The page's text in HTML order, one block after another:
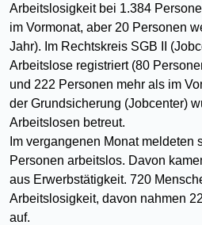
Arbeitslosigkeit bei 1.384
im Vormonat, aber 20 Personen
Jahr). Im Rechtskreis SGB II
Arbeitslose registriert (80
und 222 Personen mehr als im
der Grundsicherung (Jobcenter)
Arbeitslosen betreut.
Im vergangenen Monat meldeten
Personen arbeitslos. Davon
aus Erwerbstätigkeit. 720
Arbeitslosigkeit, davon nahmen
auf.